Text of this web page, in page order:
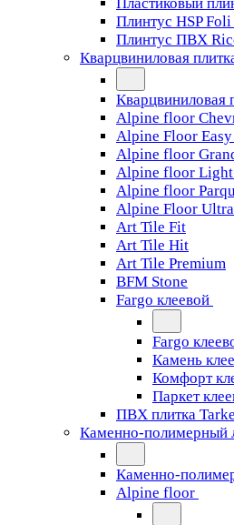
Плинтус HSP
Плинтус ПВХ
Кварцвиниловая
Кварцвиниловая
Alpine floor
Alpine Floor
Alpine floor
Alpine floor Light
Alpine floor
Alpine Floor Ultra
Art Tile Fit
Art Tile Hit
Art Tile Premium
BFM Stone
Fargo клеевой
Fargo
Камень
Комфорт
Паркет
ПВХ плитка
Каменно-полимерный
Каменно-
Alpine floor